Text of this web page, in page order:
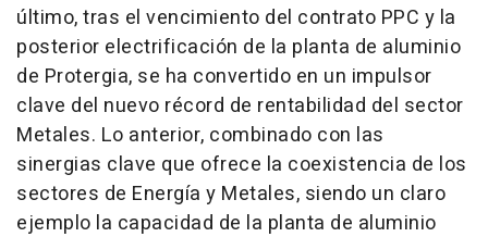
último, tras el vencimiento del contrato PPC y la
posterior electrificación de la planta de aluminio
de Protergia, se ha convertido en un impulsor
clave del nuevo récord de rentabilidad del sector
Metales. Lo anterior, combinado con las
sinergias clave que ofrece la coexistencia de los
sectores de Energía y Metales, siendo un claro
ejemplo la capacidad de la planta de aluminio